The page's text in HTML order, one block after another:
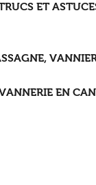
ET
EN